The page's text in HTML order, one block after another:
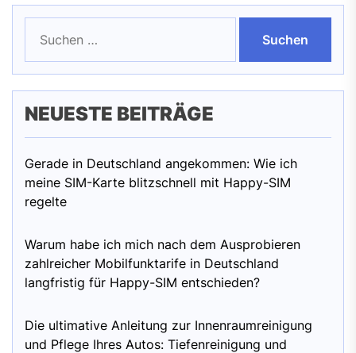
nach:
NEUESTE BEITRÄGE
Gerade in Deutschland angekommen: Wie ich
meine SIM-Karte blitzschnell mit Happy-SIM
regelte
Warum habe ich mich nach dem Ausprobieren
zahlreicher Mobilfunktarife in Deutschland
langfristig für Happy-SIM entschieden?
Die ultimative Anleitung zur Innenraumreinigung
und Pflege Ihres Autos: Tiefenreinigung und